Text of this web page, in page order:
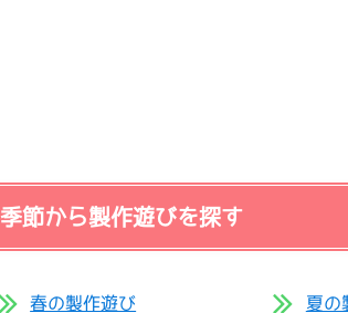
季節から製作遊びを探す
春の製作遊び 夏の